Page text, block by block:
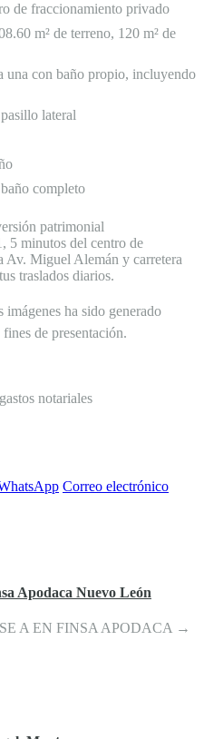
de fraccionamiento privado
m² de terreno, 120 m² de
una con baño propio, incluyendo
lateral
completo
patrimonial
5 minutos del centro de
Av. Miguel Alemán y carretera
traslados diarios.
imágenes ha sido generado
de presentación.
notariales
Correo electrónico
Apodaca Nuevo León
A EN FINSA APODACA →